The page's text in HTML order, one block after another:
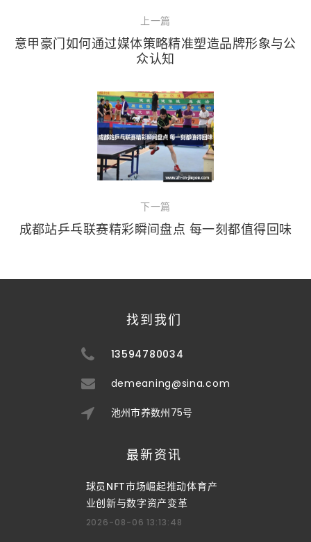
上一篇
意甲豪门如何通过媒体策略精准塑造品牌形象与公
众认知
下一篇
成都站乒乓联赛精彩瞬间盘点 每一刻都值得回味
找到我们
13594780034
demeaning@sina.com
池州市养数州75号
最新资讯
球员NFT市场崛起推动体育产
业创新与数字资产变革
2026-08-06 13:13:48